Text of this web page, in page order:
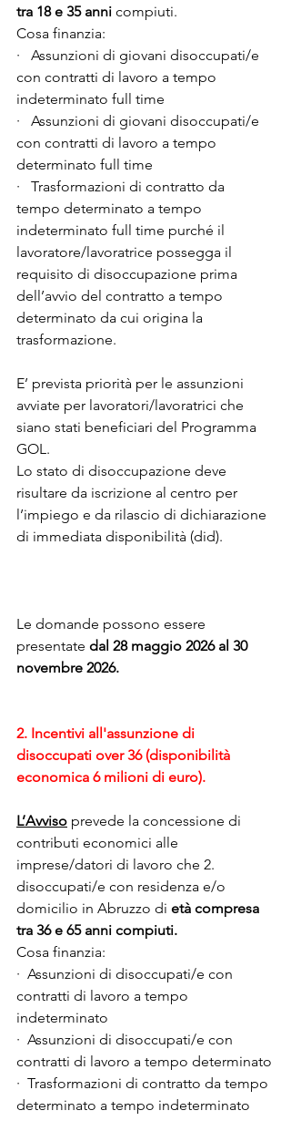
tra 18 e 35 anni compiuti.
Cosa finanzia:
·   Assunzioni di giovani disoccupati/e
con contratti di lavoro a tempo
indeterminato full time
·   Assunzioni di giovani disoccupati/e
con contratti di lavoro a tempo
determinato full time
·   Trasformazioni di contratto da
tempo determinato a tempo
indeterminato full time purché il
lavoratore/lavoratrice possegga il
requisito di disoccupazione prima
dell’avvio del contratto a tempo
determinato da cui origina la
trasformazione.
E’ prevista priorità per le assunzioni
avviate per lavoratori/lavoratrici che
siano stati beneficiari del Programma
GOL.
Lo stato di disoccupazione deve
risultare da iscrizione al centro per
l’impiego e da rilascio di dichiarazione
di immediata disponibilità (did).
Le domande possono essere
presentate dal 28 maggio 2026 al 30
novembre 2026.
2. Incentivi all'assunzione di
disoccupati over 36 (disponibilità
economica 6 milioni di euro).
L’Avviso prevede la concessione di
contributi economici alle
imprese/datori di lavoro che 2.
disoccupati/e con residenza e/o
domicilio in Abruzzo di età compresa
tra 36 e 65 anni compiuti.
Cosa finanzia:
·  Assunzioni di disoccupati/e con
contratti di lavoro a tempo
indeterminato
·  Assunzioni di disoccupati/e con
contratti di lavoro a tempo determinato
·  Trasformazioni di contratto da tempo
determinato a tempo indeterminato